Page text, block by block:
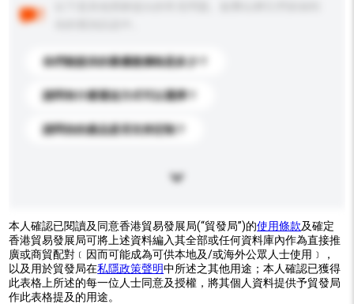
你們能提供的最優惠價格是多少？
請問有什麼運送方式可以選擇？
請問你的產品是否支持定制？
本人確認已閱讀及同意香港貿易發展局(“貿發局”)的使用條款及確定
香港貿易發展局可將上述資料編入其全部或任何資料庫內作為直接推
廣或商貿配對﹝因而可能成為可供本地及/或海外公眾人士使用﹞，
以及用於貿發局在私隱政策聲明中所述之其他用途；本人確認已獲得
此表格上所述的每一位人士同意及授權，將其個人資料提供予貿發局
作此表格提及的用途。